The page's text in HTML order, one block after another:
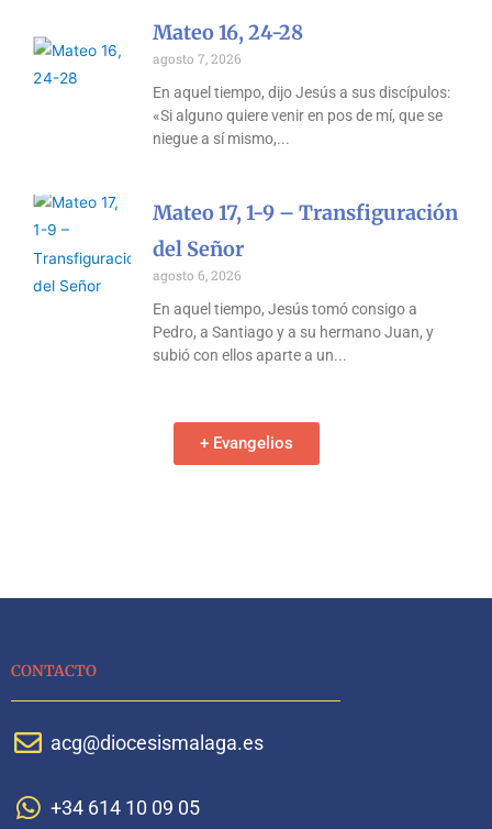
Mateo 16, 24-28
agosto 7, 2026
En aquel tiempo, dijo Jesús a sus discípulos:
«Si alguno quiere venir en pos de mí, que se
niegue a sí mismo,
Mateo 17, 1-9 – Transfiguración
del Señor
agosto 6, 2026
En aquel tiempo, Jesús tomó consigo a
Pedro, a Santiago y a su hermano Juan, y
subió con ellos aparte a un
+ Evangelios
CONTACTO
acg@diocesismalaga.es
+34 614 10 09 05